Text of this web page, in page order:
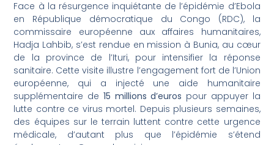
Face à la résurgence inquiétante de l’épidémie d’Ebola
en République démocratique du Congo (RDC), la
commissaire européenne aux affaires humanitaires,
Hadja Lahbib, s’est rendue en mission à Bunia, au cœur
de la province de l’Ituri, pour intensifier la réponse
sanitaire. Cette visite illustre l’engagement fort de l’Union
européenne, qui a injecté une aide humanitaire
supplémentaire de 15 millions d’euros pour appuyer la
lutte contre ce virus mortel. Depuis plusieurs semaines,
des équipes sur le terrain luttent contre cette urgence
médicale, d’autant plus que l’épidémie s’étend